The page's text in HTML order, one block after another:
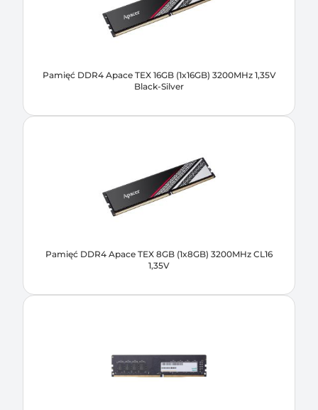
Pamięć DDR4 Apace TEX 16GB (1x16GB) 3200MHz 1,35V
Black-Silver
Pamięć DDR4 Apace TEX 8GB (1x8GB) 3200MHz CL16
1,35V